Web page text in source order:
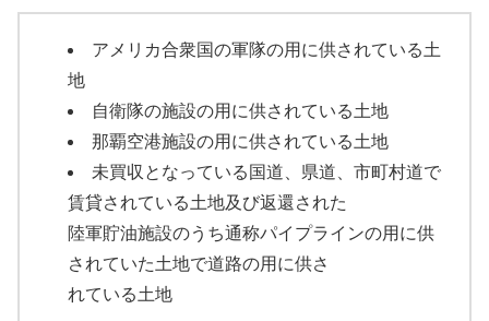
アメリカ合衆国の軍隊の用に供されている土
地
自衛隊の施設の用に供されている土地
那覇空港施設の用に供されている土地
未買収となっている国道、県道、市町村道で
賃貸されている土地及び返還された
陸軍貯油施設のうち通称パイプラインの用に供
されていた土地で道路の用に供さ
れている土地